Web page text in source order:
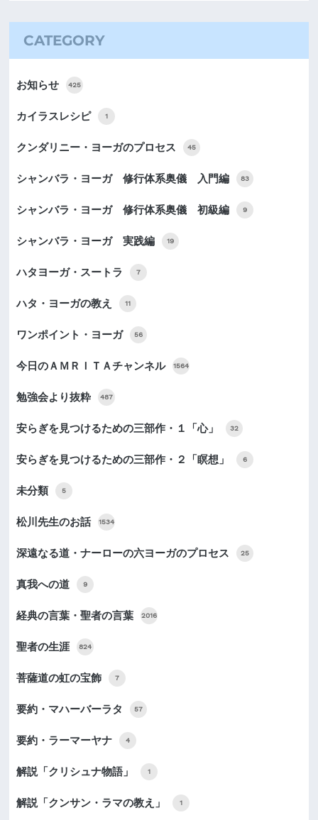
CATEGORY
お知らせ 425
カイラスレシピ 1
クンダリニー・ヨーガのプロセス 45
シャンバラ・ヨーガ 修行体系奥儀 入門編 83
シャンバラ・ヨーガ 修行体系奥儀 初級編 9
シャンバラ・ヨーガ 実践編 19
ハタヨーガ・スートラ 7
ハタ・ヨーガの教え 11
ワンポイント・ヨーガ 56
今日のＡＭＲＩＴＡチャンネル 1564
勉強会より抜粋 487
安らぎを見つけるための三部作・１「心」 32
安らぎを見つけるための三部作・２「瞑想」 6
未分類 5
松川先生のお話 1534
深遠なる道・ナーローの六ヨーガのプロセス 25
真我への道 9
経典の言葉・聖者の言葉 2016
聖者の生涯 824
菩薩道の虹の宝飾 7
要約・マハーバーラタ 57
要約・ラーマーヤナ 4
解説「クリシュナ物語」 1
解説「クンサン・ラマの教え」 1